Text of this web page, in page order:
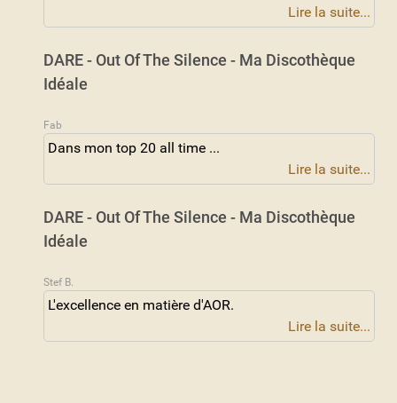
Lire la suite...
DARE - Out Of The Silence - Ma Discothèque
Idéale
Fab
Dans mon top 20 all time ...
Lire la suite...
DARE - Out Of The Silence - Ma Discothèque
Idéale
Stef B.
L'excellence en matière d'AOR.
Lire la suite...